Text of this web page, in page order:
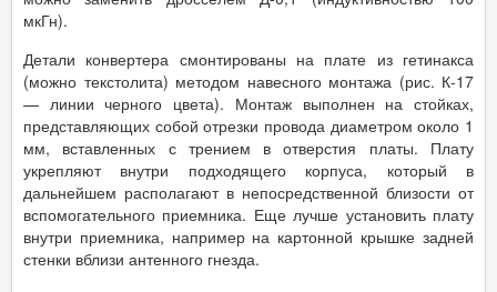
мкГн).
Детали конвертера смонтированы на плате из гетинакса
(можно текстолита) методом навесного монтажа (рис. К-17
— линии черного цвета). Монтаж выполнен на стойках,
представляющих собой отрезки провода диаметром около 1
мм, вставленных с трением в отверстия платы. Плату
укрепляют внутри подходящего корпуса, который в
дальнейшем располагают в непосредственной близости от
вспомогательного приемника. Еще лучше установить плату
внутри приемника, например на картонной крышке задней
стенки вблизи антенного гнезда.